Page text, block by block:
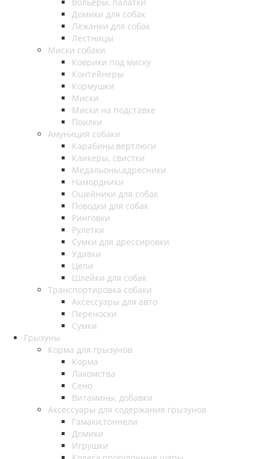
Домики для собак
Лежанки для собак
Лестницы
Миски собаки
Коврики под миску
Контейнеры
Кормушки
Миски
Миски на подставке
Поилки
Амуниция собаки
Карабины,вертлюги
Кликеры, свистки
Медальоны,адресники
Намордники
Ошейники для собак
Поводки для собак
Ринговки
Рулетки
Сумки для дрессировки
Удавки
Цепи
Шлейки для собак
Транспортировка собаки
Аксессуары для авто
Переноски
Сумки
Грызуны
Корма для грызунов
Корма
Лакомства
Сено
Витамины, добавки
Аксессуары для содержания грызунов
Гамаки,тоннели
Домики
Игрушки